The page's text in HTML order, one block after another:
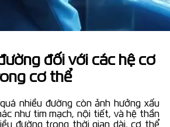
đối với các hệ cơ
cơ thể
nhiều đường còn ảnh hưởng xấu
như tim mạch, nội tiết, và hệ thần
đường trong thời gian dài, cơ thể